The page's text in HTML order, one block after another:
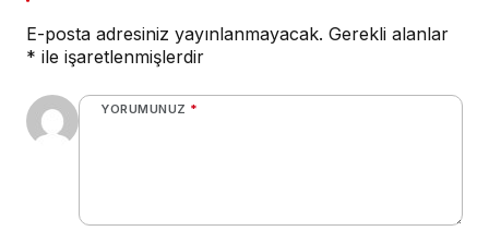
E-posta adresiniz yayınlanmayacak. Gerekli alanlar
* ile işaretlenmişlerdir
YORUMUNUZ *